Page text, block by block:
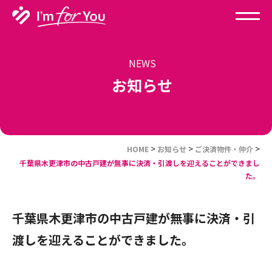
NEWS
お知らせ
HOME > お知らせ > ご決済物件・仲介 >
千葉県木更津市の中古戸建が無事に決済・引渡しを迎えることができまし
た。
千葉県木更津市の中古戸建が無事に決済・引
渡しを迎えることができました。